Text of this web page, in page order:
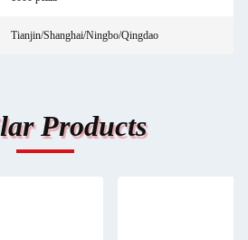
Tianjin/Shanghai/Ningbo/Qingdao
Products